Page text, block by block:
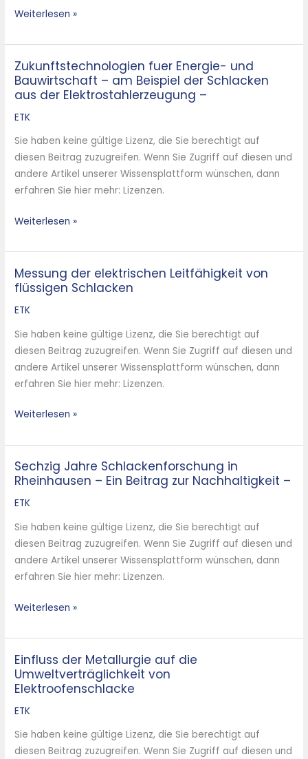
als
Weiterlesen »
Zukunftstechnologien fuer Energie- und
Bauwirtschaft – am Beispiel der Schlacken
aus der Elektrostahlerzeugung –
ETK
Sie haben keine gültige Lizenz, die Sie berechtigt auf
diesen Beitrag zuzugreifen. Wenn Sie Zugriff auf diesen und
andere Artikel unserer Wissensplattform wünschen, dann
erfahren Sie hier mehr: Lizenzen.
Zukunftstechnologien
fuer
Energie-
und
Schlacken
–
Weiterlesen »
Messung der elektrischen Leitfähigkeit von
flüssigen Schlacken
ETK
Sie haben keine gültige Lizenz, die Sie berechtigt auf
diesen Beitrag zuzugreifen. Wenn Sie Zugriff auf diesen und
andere Artikel unserer Wissensplattform wünschen, dann
erfahren Sie hier mehr: Lizenzen.
Messung
der
elektrischen
von
flüssigen
Schlacken
Weiterlesen »
Sechzig Jahre Schlackenforschung in
Rheinhausen – Ein Beitrag zur Nachhaltigkeit –
ETK
Sie haben keine gültige Lizenz, die Sie berechtigt auf
diesen Beitrag zuzugreifen. Wenn Sie Zugriff auf diesen und
andere Artikel unserer Wissensplattform wünschen, dann
erfahren Sie hier mehr: Lizenzen.
Sechzig
Jahre
Schlackenforschung
Rheinhausen
–
Ein
Beitrag
Weiterlesen »
Einfluss der Metallurgie auf die
Umweltverträglichkeit von
Elektroofenschlacke
ETK
Sie haben keine gültige Lizenz, die Sie berechtigt auf
diesen Beitrag zuzugreifen. Wenn Sie Zugriff auf diesen und
Einfluss
der
Metallurgie
auf
Umweltverträglichkeit